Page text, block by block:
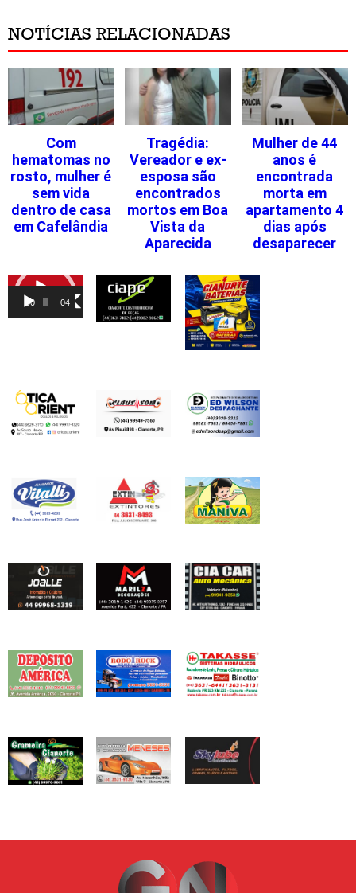
NOTÍCIAS RELACIONADAS
Com
hematomas no
rosto, mulher é
sem vida
dentro de casa
em Cafelândia
Tragédia:
Vereador e ex-
esposa são
encontrados
mortos em Boa
Vista da
Aparecida
Mulher de 44
anos é
encontrada
morta em
apartamento 4
dias após
desaparecer
Tocador
vídeo
00:00 04:46